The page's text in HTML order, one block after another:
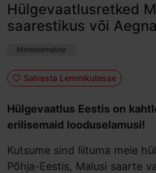
Hülgevaatlusretked
saarestikus või
Mereteemaline
Salvesta Lemmikutesse
Hülgevaatlus Eestis on
erilisemaid looduselamusi!
Kutsume sind liituma meie
Põhja-Eestis, Malusi saarte